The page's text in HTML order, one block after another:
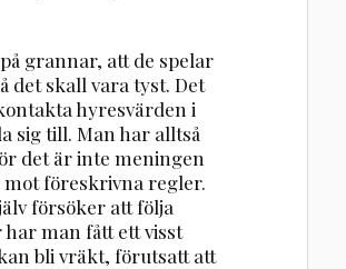
grannar, att de spelar
det skall vara tyst. Det
hyresvärden i
sig till. Man har alltså
det är inte meningen
mot föreskrivna regler.
försöker att följa
man fått ett visst
bli vräkt, förutsatt att